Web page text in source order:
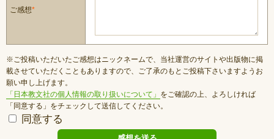
ご感想*
※ご投稿いただいたご感想はニックネームで、当社運営のサイトや出版物に掲
載させていただくこともありますので、ご了承のもとご投稿下さいますようお
願い申し上げます。
「日本教文社の個人情報の取り扱いについて」 をご確認の上、よろしければ
「同意する」をチェックして送信してください。
同意する